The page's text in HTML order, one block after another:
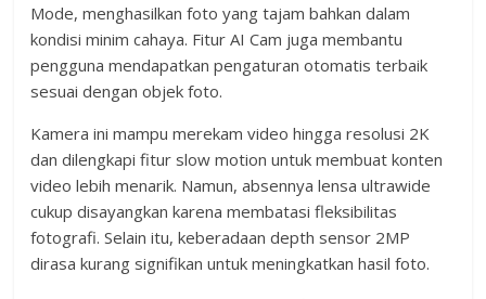
Mode, menghasilkan foto yang tajam bahkan dalam
kondisi minim cahaya. Fitur AI Cam juga membantu
pengguna mendapatkan pengaturan otomatis terbaik
sesuai dengan objek foto.
Kamera ini mampu merekam video hingga resolusi 2K
dan dilengkapi fitur slow motion untuk membuat konten
video lebih menarik. Namun, absennya lensa ultrawide
cukup disayangkan karena membatasi fleksibilitas
fotografi. Selain itu, keberadaan depth sensor 2MP
dirasa kurang signifikan untuk meningkatkan hasil foto.